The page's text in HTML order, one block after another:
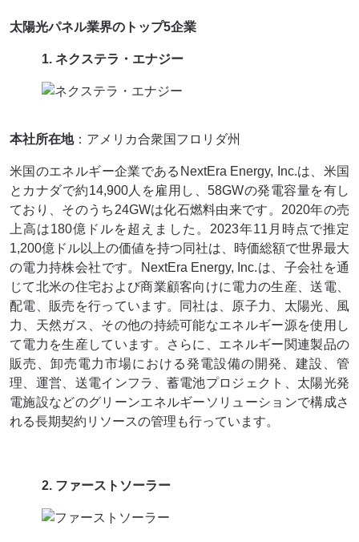
太陽光パネル業界のトップ5企業
1. ネクステラ・エナジー
本社所在地：アメリカ合衆国フロリダ州
米国のエネルギー企業であるNextEra Energy, Inc.は、米国
とカナダで約14,900人を雇用し、58GWの発電容量を有し
ており、そのうち24GWは化石燃料由来です。2020年の売
上高は180億ドルを超えました。2023年11月時点で推定
1,200億ドル以上の価値を持つ同社は、時価総額で世界最大
の電力持株会社です。NextEra Energy, Inc.は、子会社を通
じて北米の住宅および商業顧客向けに電力の生産、送電、
配電、販売を行っています。同社は、原子力、太陽光、風
力、天然ガス、その他の持続可能なエネルギー源を使用し
て電力を生産しています。さらに、エネルギー関連製品の
販売、卸売電力市場における発電設備の開発、建設、管
理、運営、送電インフラ、蓄電池プロジェクト、太陽光発
電施設などのグリーンエネルギーソリューションで構成さ
れる長期契約リソースの管理も行っています。
2. ファーストソーラー